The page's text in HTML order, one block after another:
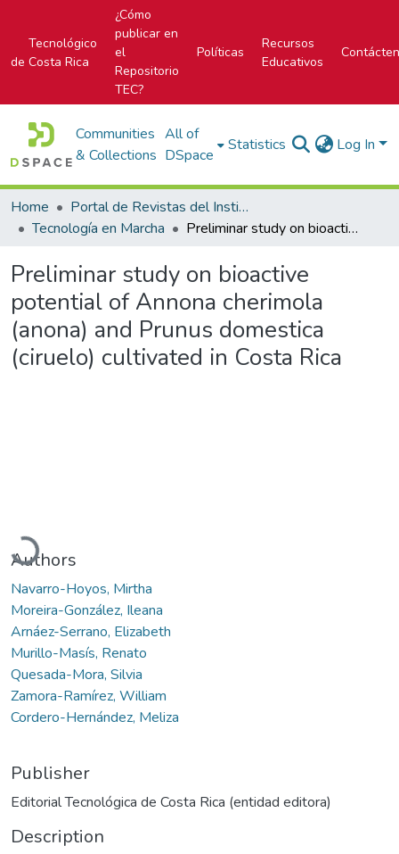
Tecnológico
de Costa Rica
¿Cómo
publicar en
el
Repositorio
TEC?
Políticas
Recursos
Educativos
Communities
& Collections
All of
DSpace
Statistics Log In
Home
Portal de Revistas del Instituto Tecnológico de Costa Rica
Tecnología en Marcha
Preliminar study on bioactive potential of Annona cherimola (anona) and Prunus domestica (ciruelo) cultivated in Costa Rica
Preliminar study on bioactive
potential of Annona cherimola
(anona) and Prunus domestica
(ciruelo) cultivated in Costa Rica
Loading...
Authors
Navarro-Hoyos, Mirtha
Moreira-González, Ileana
Arnáez-Serrano, Elizabeth
Murillo-Masís, Renato
Quesada-Mora, Silvia
Zamora-Ramírez, William
Cordero-Hernández, Meliza
Publisher
Editorial Tecnológica de Costa Rica (entidad editora)
Description